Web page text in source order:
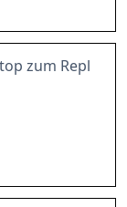
zum Repl